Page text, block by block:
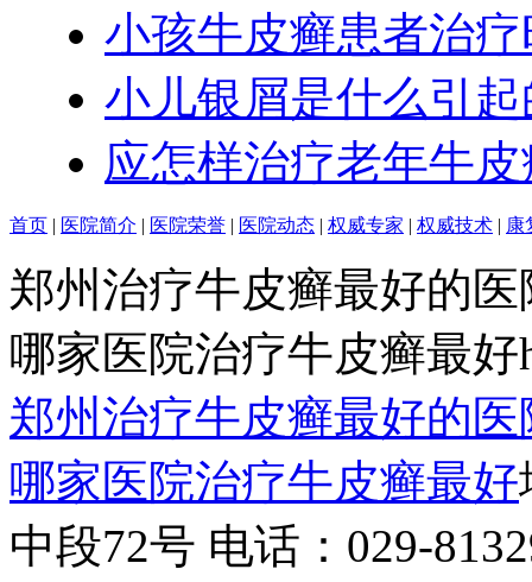
小孩牛皮癣患者治
小儿银屑是什么引起
应怎样治疗老年牛
首页 | 医院简介 | 医院荣誉 | 医院动态 | 权威专家 | 权威技术 | 康
郑州治疗牛皮癣最好的
哪家医院治疗牛皮癣最好
郑州治疗牛皮癣最好的
哪家医院治疗牛皮癣最好
中段72号 电话：029-